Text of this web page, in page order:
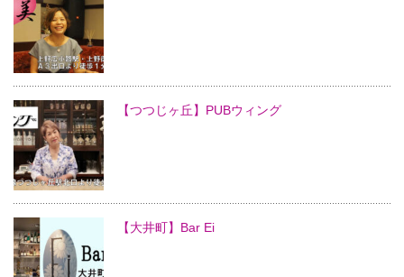
【つつじヶ丘】PUBウィング
【大井町】Bar Ei